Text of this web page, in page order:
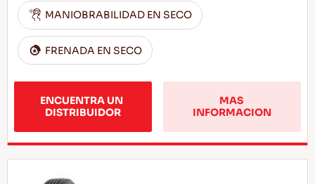
MANIOBRABILIDAD EN SECO
FRENADA EN SECO
ENCUENTRA UN
DISTRIBUIDOR
MAS
INFORMACION